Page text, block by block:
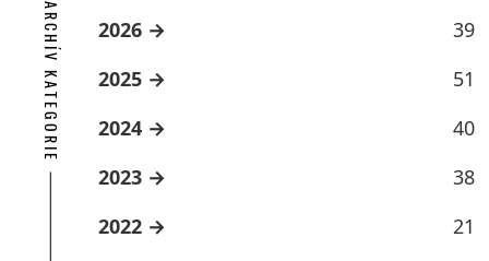
ARCHÍV KATEGORIE 2026
39
2025
51
2024
40
2023
38
2022
21